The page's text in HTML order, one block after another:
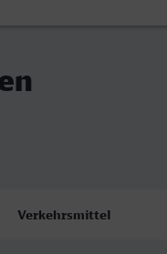
Verkehrsmittel